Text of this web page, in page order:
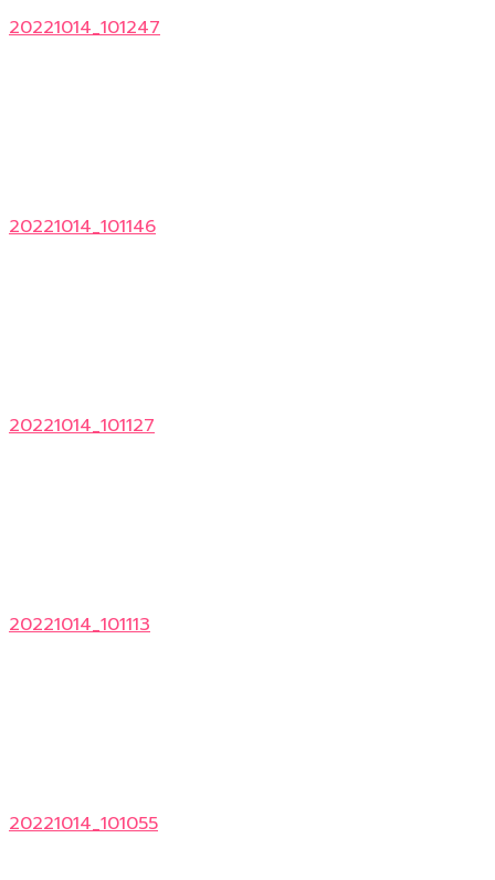
20221014_101247
20221014_101146
20221014_101127
20221014_101113
20221014_101055